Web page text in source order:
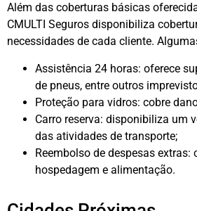
Além das coberturas básicas
CMULTI Seguros disponibiliza
necessidades de cada cliente.
Assistência 24 horas: oferece
de pneus, entre outros
Proteção para vidros: cobre
Carro reserva: disponibiliza um
das atividades de transporte;
Reembolso de despesas
hospedagem e alimentação.